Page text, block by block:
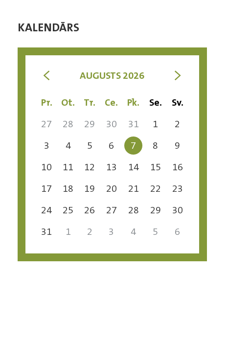
KALENDĀRS
< AUGUSTS 2026 >
Pr. Ot. Tr. Ce. Pk. Se.
Sv.
27
28 29 30 31 1
2
3
4 5 6 7 8
9
10
11 12 13 14 15
16
17
18 19 20 21 22
23
24
25 26 27 28 29
30
31
1 2 3 4 5 6